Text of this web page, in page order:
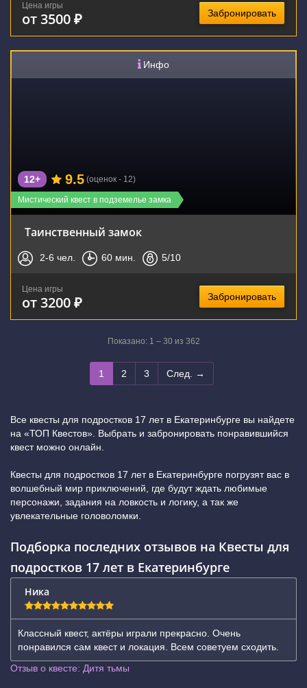
Цена игры
от 3500 ₽ Забронировать
Инфо
Мистический квест в подземелье замка
12+ 9.5 (оценок - 12)
Таинственный замок
2-6 чел. 60 мин. 5/10
Цена игры
от 3200 ₽ Забронировать
Показано: 1 – 30 из 362
1 2 3 След. →
Все квесты для подростков 17 лет в Екатеринбурге вы найдете
на «ТОП Квестов». Выбрать и забронировать понравившийся
квест можно онлайн.
Квесты для подростков 17 лет в Екатеринбурге погрузят вас в
волшебный мир приключений, где будут ждать любимые
персонажи, задания на ловкость и логику, а так же
увлекательные головоломки.
Подборка последних отзывов на Квесты для
подростков 17 лет в Екатеринбурге
Ника
Классный квест, актёры играли прекрасно. Очень
понравился сам квест и локация. Всем советуем сходить.
Отзыв о квесте: Дитя тьмы